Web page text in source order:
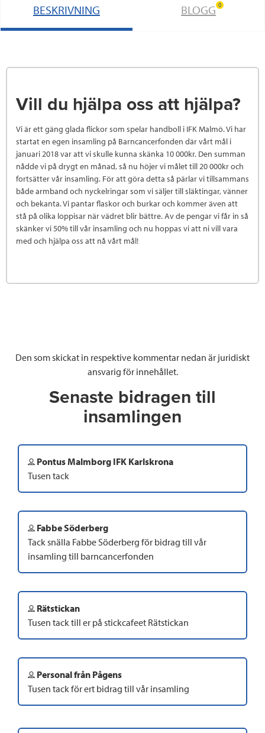
BESKRIVNING BLOGG 0
Vill du hjälpa oss att hjälpa?
Vi är ett gäng glada flickor som spelar handboll i IFK Malmö. Vi har
startat en egen insamling på Barncancerfonden där vårt mål i
januari 2018 var att vi skulle kunna skänka 10 000kr. Den summan
nådde vi på drygt en månad, så nu höjer vi målet till 20 000kr och
fortsätter vår insamling. För att göra detta så pärlar vi tillsammans
både armband och nyckelringar som vi säljer till släktingar, vänner
och bekanta. Vi pantar flaskor och burkar och kommer även att
stå på olika loppisar när vädret blir bättre. Av de pengar vi får in så
skänker vi 50% till vår insamling och nu hoppas vi att ni vill vara
med och hjälpa oss att nå vårt mål!
Den som skickat in respektive kommentar nedan är juridiskt
ansvarig för innehållet.
Senaste bidragen till
insamlingen
Pontus Malmborg IFK Karlskrona
Tusen tack
Fabbe Söderberg
Tack snälla Fabbe Söderberg för bidrag till vår
insamling till barncancerfonden
Rätstickan
Tusen tack till er på stickcafeet Rätstickan
Personal från Pågens
Tusen tack för ert bidrag till vår insamling